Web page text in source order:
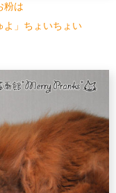
粉は
よ」ちょいちょい